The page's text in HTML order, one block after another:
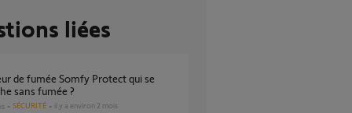
liées
sans fumée ?
SÉCURITÉ il y a environ 2 mois